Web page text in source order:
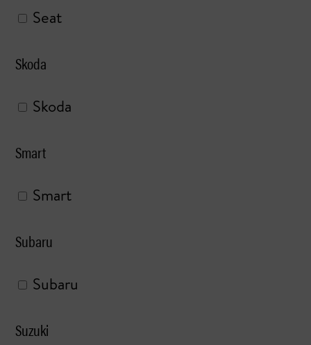
Seat
Skoda
Skoda
Smart
Smart
Subaru
Subaru
Suzuki